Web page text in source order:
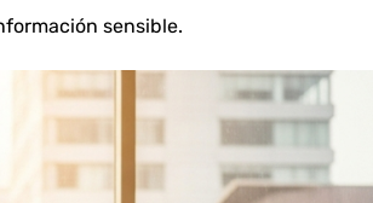
sensible.